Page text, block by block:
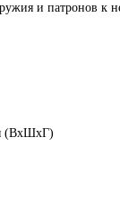
и патронов
(ВхШхГ)